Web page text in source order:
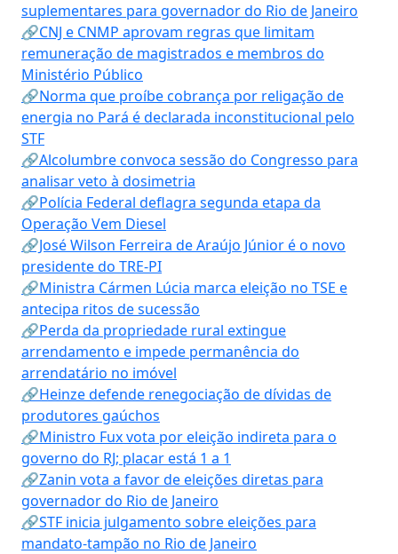
suplementares para governador do Rio de Janeiro
🔗CNJ e CNMP aprovam regras que limitam
remuneração de magistrados e membros do
Ministério Público
🔗Norma que proíbe cobrança por religação de
energia no Pará é declarada inconstitucional pelo
STF
🔗Alcolumbre convoca sessão do Congresso para
analisar veto à dosimetria
🔗Polícia Federal deflagra segunda etapa da
Operação Vem Diesel
🔗José Wilson Ferreira de Araújo Júnior é o novo
presidente do TRE-PI
🔗Ministra Cármen Lúcia marca eleição no TSE e
antecipa ritos de sucessão
🔗Perda da propriedade rural extingue
arrendamento e impede permanência do
arrendatário no imóvel
🔗Heinze defende renegociação de dívidas de
produtores gaúchos
🔗Ministro Fux vota por eleição indireta para o
governo do RJ; placar está 1 a 1
🔗Zanin vota a favor de eleições diretas para
governador do Rio de Janeiro
🔗STF inicia julgamento sobre eleições para
mandato-tampão no Rio de Janeiro